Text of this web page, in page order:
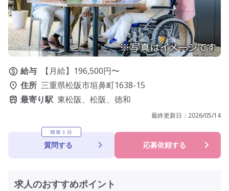
給与
【月給】196,500円〜
住所 三重県松阪市垣鼻町1638-15
最寄り駅 東松阪、松阪、徳和
最終更新日： 2026/05/14
簡単１分
質問する 応募依頼する
求人のおすすめポイント